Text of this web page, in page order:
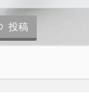
投稿